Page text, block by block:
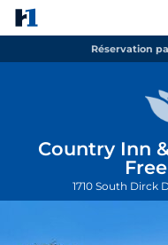
Réservation
Country Inn
1710 South Dirck